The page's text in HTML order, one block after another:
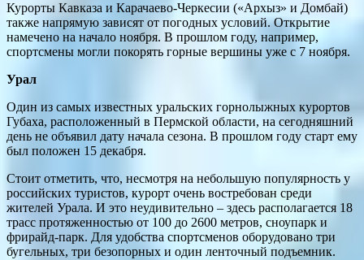
Курорты Кавказа и Карачаево-Черкесии («Архыз» и Домбай)
также напрямую зависят от погодных условий. Открытие
намечено на начало ноября. В прошлом году, например,
спортсмены могли покорять горные вершины уже с 7 ноября.
Урал
Один из самых известных уральских горнолыжных курортов
Губаха, расположенный в Пермской области, на сегодняшний
день не объявил дату начала сезона. В прошлом году старт ему
был положен 15 декабря.
Стоит отметить, что, несмотря на небольшую популярность у
российских туристов, курорт очень востребован среди
жителей Урала. И это неудивительно – здесь располагается 18
трасс протяженностью от 100 до 2600 метров, сноупарк и
фрирайд-парк. Для удобства спортсменов оборудовано три
бугельных, три безопорных и один ленточный подъемник.